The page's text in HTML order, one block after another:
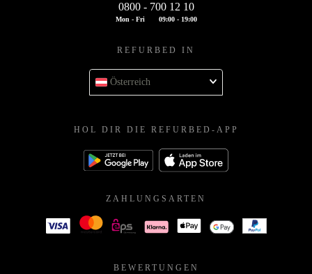
0800 - 700 12 10
Mon - Fri 09:00 - 19:00
REFURBED IN
Österreich
HOL DIR DIE REFURBED-APP
ZAHLUNGSARTEN
BEWERTUNGEN